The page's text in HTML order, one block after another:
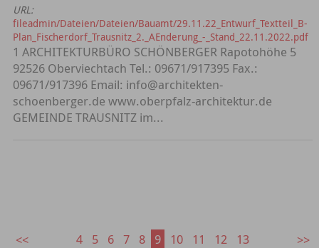
URL:
fileadmin/Dateien/Dateien/Bauamt/29.11.22_Entwurf_Textteil_B-
Plan_Fischerdorf_Trausnitz_2._AEnderung_-_Stand_22.11.2022.pdf
1 ARCHITEKTURBÜRO SCHÖNBERGER Rapotohöhe 5
92526 Oberviechtach Tel.: 09671/917395 Fax.:
09671/917396 Email: info@architekten-
schoenberger.de www.oberpfalz-architektur.de
GEMEINDE TRAUSNITZ im...
4 5 6 7 8 9 10 11 12 13